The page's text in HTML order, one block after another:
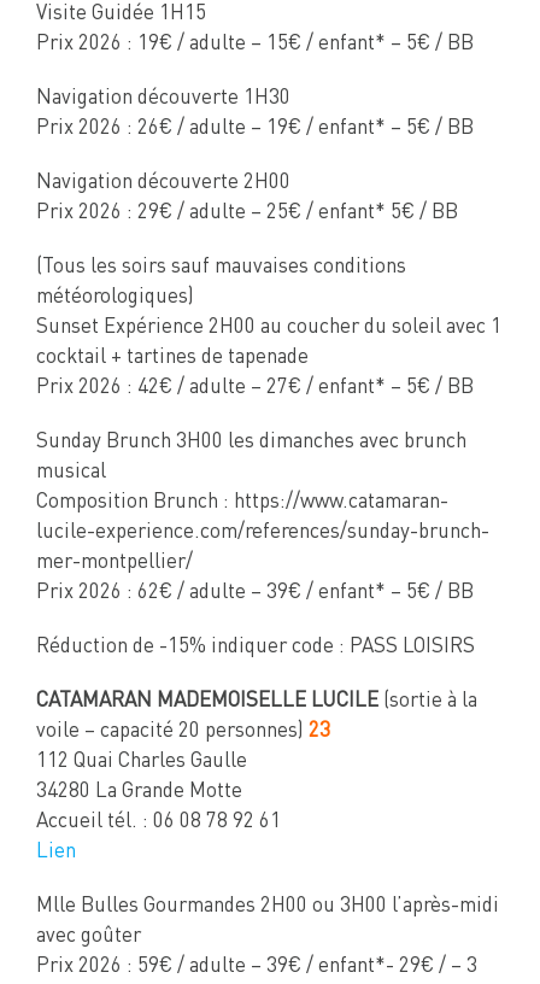
Visite Guidée 1H15
Prix 2026 : 19€ / adulte – 15€ / enfant* – 5€ / BB
Navigation découverte 1H30
Prix 2026 : 26€ / adulte – 19€ / enfant* – 5€ / BB
Navigation découverte 2H00
Prix 2026 : 29€ / adulte – 25€ / enfant* 5€ / BB
(Tous les soirs sauf mauvaises conditions
météorologiques)
Sunset Expérience 2H00 au coucher du soleil avec 1
cocktail + tartines de tapenade
Prix 2026 : 42€ / adulte – 27€ / enfant* – 5€ / BB
Sunday Brunch 3H00 les dimanches avec brunch
musical
Composition Brunch : https://www.catamaran-
lucile-experience.com/references/sunday-brunch-
mer-montpellier/
Prix 2026 : 62€ / adulte – 39€ / enfant* – 5€ / BB
Réduction de -15% indiquer code : PASS LOISIRS
CATAMARAN MADEMOISELLE LUCILE (sortie à la
voile – capacité 20 personnes) 23
112 Quai Charles Gaulle
34280 La Grande Motte
Accueil tél. : 06 08 78 92 61
Lien
Mlle Bulles Gourmandes 2H00 ou 3H00 l’après-midi
avec goûter
Prix 2026 : 59€ / adulte – 39€ / enfant*- 29€ / – 3